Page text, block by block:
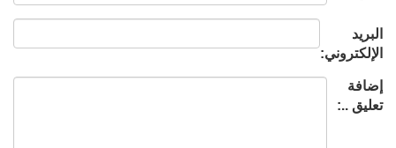
البريد
الإلكتروني:
إضافة
تعليق ..: